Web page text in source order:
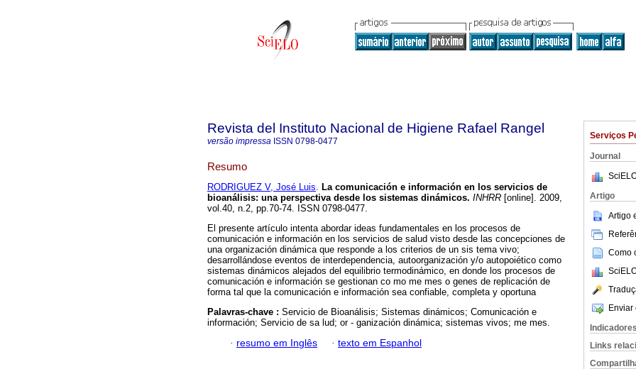
Serviços
Journal
Artigo
Artigo
Como
Enviar
Indicadores
Links
Revista del Instituto Nacional de Higiene Rafael Rangel
versão impressa ISSN 0798-0477
Resumo
RODRIGUEZ V, José Luis. La comunicación e información en los servicios de
bioanálisis: una perspectiva desde los sistemas dinámicos. INHRR [online]. 2009,
vol.40, n.2, pp.70-74. ISSN 0798-0477.
El presente artículo intenta abordar ideas fundamentales en los procesos de
comunicación e información en los servicios de salud visto desde las concepciones de
una organización dinámica que responde a los criterios de un sis tema vivo;
desarrollándose eventos de interdependencia, autoorganización y/o autopoiético como
sistemas dinámicos alejados del equilibrio termodinámico, en donde los procesos de
comunicación e información se gestionan co mo me mes o genes de replicación de
forma tal que la comunicación e información sea confiable, completa y oportuna
Palavras-chave : Servicio de Bioanálisis; Sistemas dinámicos; Comunicación e
información; Servicio de sa lud; or - ganización dinámica; sistemas vivos; me mes.
· resumo em Inglês · texto em Espanhol